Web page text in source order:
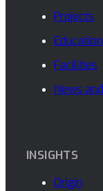
Projects
Education
Facilities
News
INSIGHTS
Origin